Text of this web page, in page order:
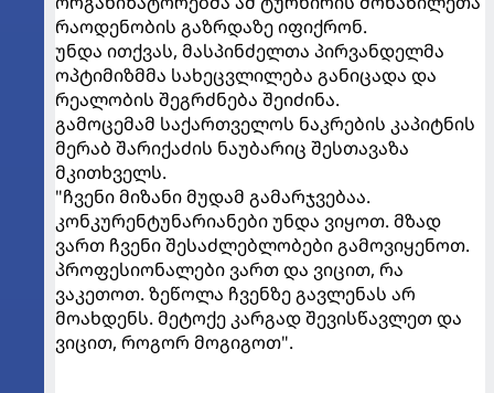
რაოდენობის გაზრდაზე იფიქრონ.
უნდა ითქვას, მასპინძელთა პირვანდელმა
ოპტიმიზმმა სახეცვლილება განიცადა და
რეალობის შეგრძნება შეიძინა.
გამოცემამ საქართველოს ნაკრების კაპიტნის
მერაბ შარიქაძის ნაუბარიც შესთავაზა
მკითხველს.
"ჩვენი მიზანი მუდამ გამარჯვებაა.
კონკურენტუნარიანები უნდა ვიყოთ. მზად
ვართ ჩვენი შესაძლებლობები გამოვიყენოთ.
პროფესიონალები ვართ და ვიცით, რა
ვაკეთოთ. ზეწოლა ჩვენზე გავლენას არ
მოახდენს. მეტოქე კარგად შევისწავლეთ და
ვიცით, როგორ მოგიგოთ".